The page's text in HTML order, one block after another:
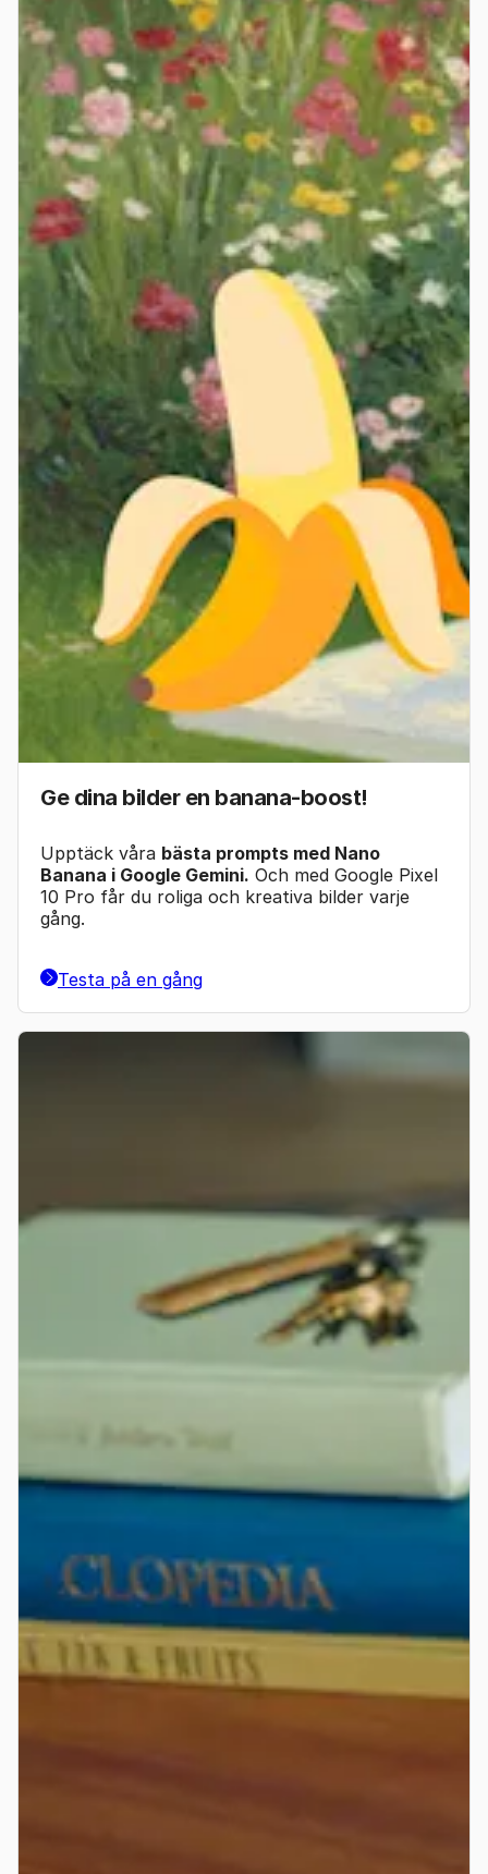
Ge dina bilder en banana-boost!
Upptäck våra bästa prompts med Nano
Banana i Google Gemini. Och med Google Pixel
10 Pro får du roliga och kreativa bilder varje
gång.
Testa på en gång